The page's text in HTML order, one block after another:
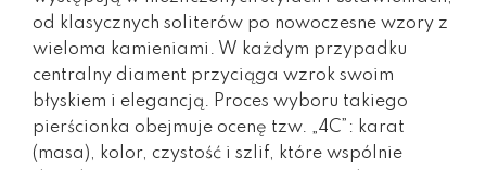
od klasycznych soliterów po nowoczesne wzory z
wieloma kamieniami. W każdym przypadku
centralny diament przyciąga wzrok swoim
błyskiem i elegancją. Proces wyboru takiego
pierścionka obejmuje ocenę tzw. „4C”: karat
(masa), kolor, czystość i szlif, które wspólnie